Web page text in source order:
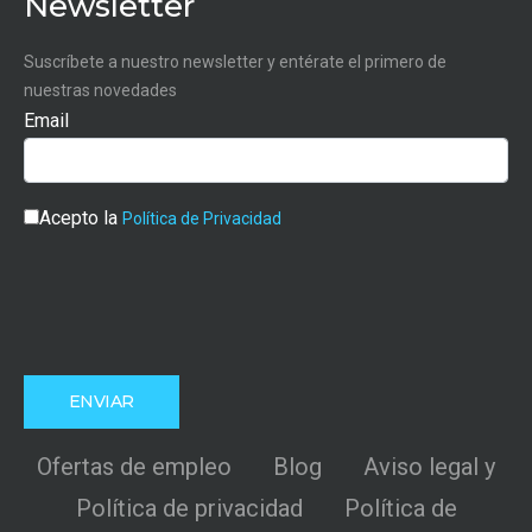
Suscríbete a nuestro newsletter y entérate el primero de
nuestras novedades
Email
Acepto la Política de Privacidad
Ofertas de empleo Blog
Aviso legal y
Política de privacidad
Política de